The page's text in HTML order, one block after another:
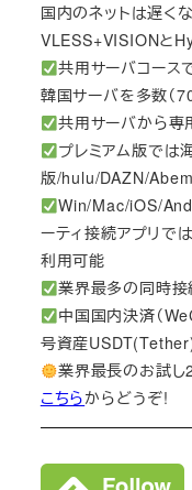
国内のネットは遅く
VLESS+VISIONと
共用サーバコース
韓国サーバを多数（
共用サーバから専
プレミアム版で
版/hulu/DAZN/
Win/Mac/iOS/
ーティ接続アプリ
利用可能
業界最多の同時接
中国国内決済（
号資産
業界最長のお試し
こちらからどうぞ!